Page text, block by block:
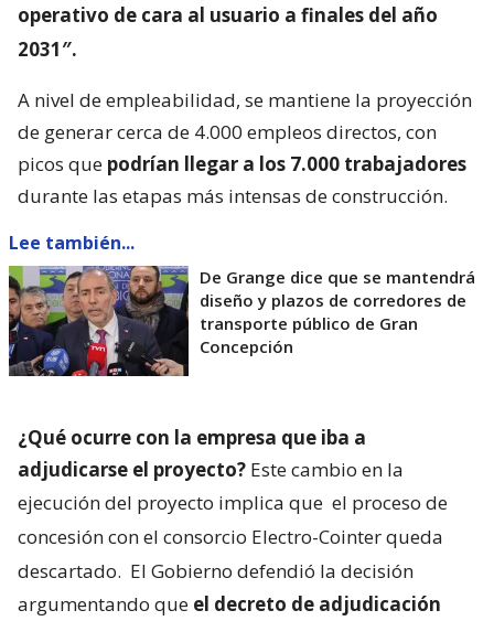
operativo de cara al usuario a finales del año
2031″.
A nivel de empleabilidad, se mantiene la proyección
de generar cerca de 4.000 empleos directos, con
picos que podrían llegar a los 7.000 trabajadores
durante las etapas más intensas de construcción.
Lee también...
De Grange dice que se mantendrá
diseño y plazos de corredores de
transporte público de Gran
Concepción
¿Qué ocurre con la empresa que iba a
adjudicarse el proyecto? Este cambio en la
ejecución del proyecto implica que el proceso de
concesión con el consorcio Electro-Cointer queda
descartado. El Gobierno defendió la decisión
argumentando que el decreto de adjudicación